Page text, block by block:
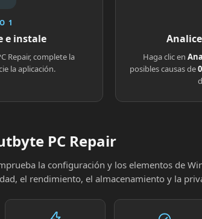
1
e instale
Repair, complete la
la aplicación.
Haga clic en
posibles causas de
PC Repair
la configuración y los elementos de
el rendimiento, el almacenamiento y la